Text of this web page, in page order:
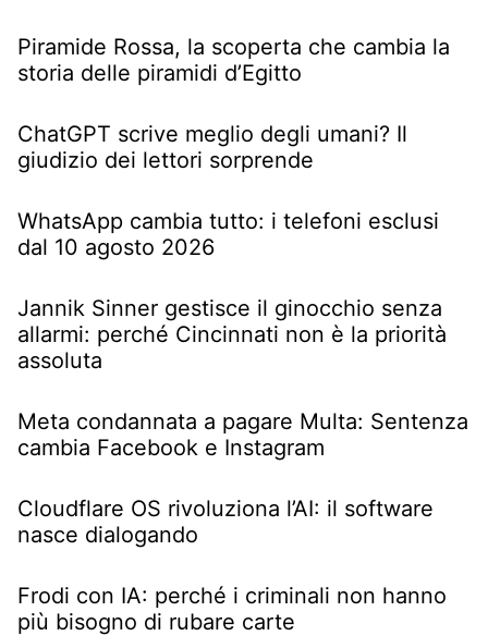
Piramide Rossa, la scoperta che cambia la
storia delle piramidi d’Egitto
ChatGPT scrive meglio degli umani? Il
giudizio dei lettori sorprende
WhatsApp cambia tutto: i telefoni esclusi
dal 10 agosto 2026
Jannik Sinner gestisce il ginocchio senza
allarmi: perché Cincinnati non è la priorità
assoluta
Meta condannata a pagare Multa: Sentenza
cambia Facebook e Instagram
Cloudflare OS rivoluziona l’AI: il software
nasce dialogando
Frodi con IA: perché i criminali non hanno
più bisogno di rubare carte